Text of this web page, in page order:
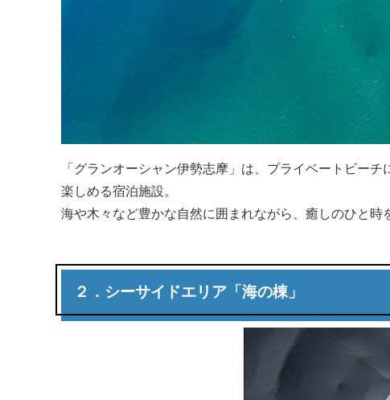
「グランオーシャン伊勢志摩」は、プライベートビー
楽しめる宿泊施設。
海や木々など豊かな自然に囲まれながら、癒しのひと時
２．シーサイドエリア「海の棟」